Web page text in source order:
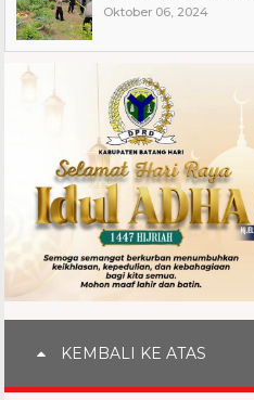
Oktober 06, 2024
KEMBALI KE ATAS